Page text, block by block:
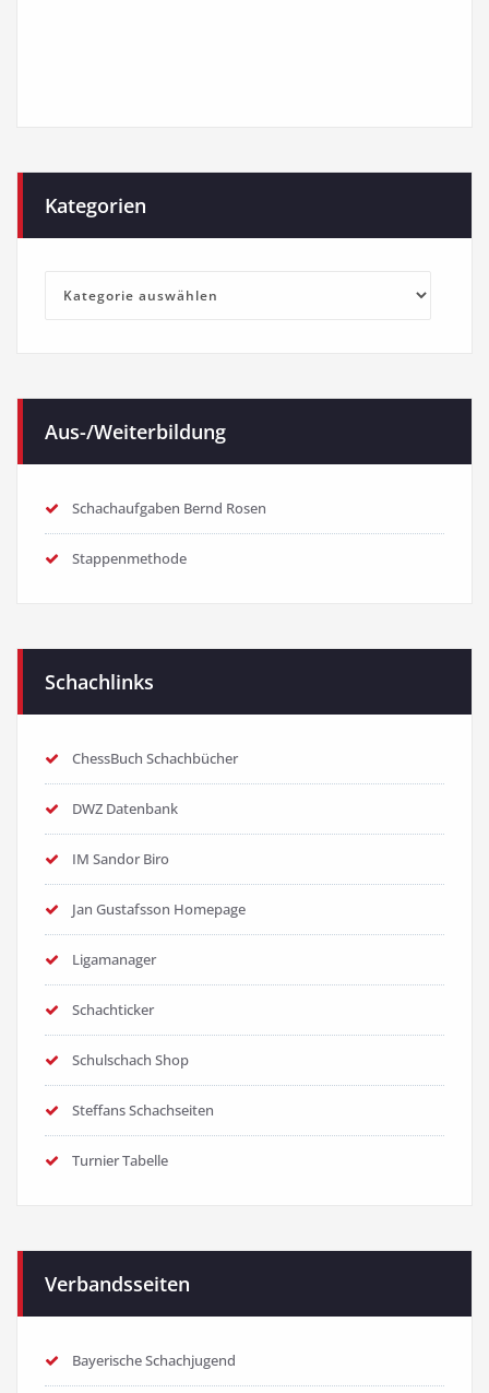
Kategorien
Kategorien
Aus-/Weiterbildung
Schachaufgaben Bernd Rosen
Stappenmethode
Schachlinks
ChessBuch Schachbücher
DWZ Datenbank
IM Sandor Biro
Jan Gustafsson Homepage
Ligamanager
Schachticker
Schulschach Shop
Steffans Schachseiten
Turnier Tabelle
Verbandsseiten
Bayerische Schachjugend